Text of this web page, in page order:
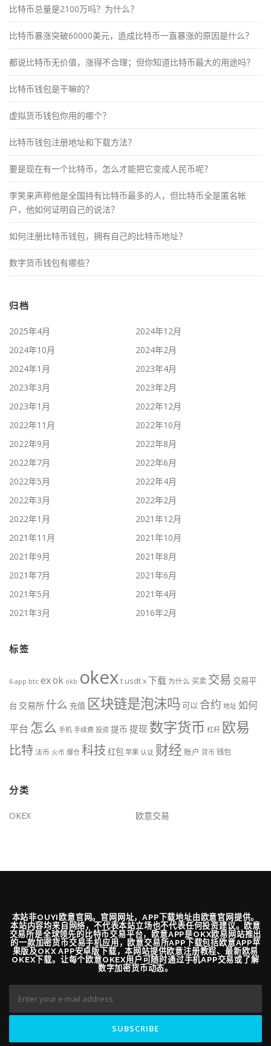
比特币总量是2100万吗？为什么？
比特币暴涨突破60000美元，造成比特币一直暴涨的原因是什么？
都说比特币无价值，涨得不合理；但你知道比特币最大的用途吗？
比特币钱包是干嘛的？
虚拟货币钱包你用的哪个？
比特币钱包注册地址和下载方法？
要是现在有一个比特币，怎么才能把它变成人民币呢？
李笑来声称他是全国持有比特币最多的人，但比特币全是匿名帐
户，他如何证明自己的说法？
如何注册比特币钱包，拥有自己的比特币地址？
数字货币钱包有哪些？
归档
2025年4月
2024年12月
2024年10月
2024年2月
2024年1月
2023年4月
2023年3月
2023年2月
2023年1月
2022年12月
2022年11月
2022年10月
2022年9月
2022年8月
2022年7月
2022年6月
2022年5月
2022年4月
2022年3月
2022年2月
2022年1月
2021年12月
2021年11月
2021年10月
2021年9月
2021年8月
2021年7月
2021年6月
2021年5月
2021年4月
2021年3月
2016年2月
标签
6 app btc exok okb okext usdtx下载 为什么 买卖 交易 交易平
台 交易所 什么 充值 区块链是泡沫吗 可以 合约 地址 如何
平台 怎么 手机 手续费 投资 提币 提现 数字货币 杠杆 欧易
比特法币 火币 爆仓 科技 红包 苹果 认证 财经 账户 货币 钱包
分类
OKEX 欧意交易
本站非OUYI欧意官网。官网网址，APP下载地址由欧意官网提供。
本站内容均来自网络，不代表本站立场也不代表任何投资建议。欧意
交易所是全球领先的比特币交易平台，欧意APP是OKX欧易网站推出
的一款加密货币交易手机应用，欧意交易所APP下载包括欧意APP苹
果版及OKX APP安卓版下载，本网站提供欧意注册教程、最新欧易
OKEX下载。让每个欧意OKEX用户可随时通过手机APP交易或了解
数字加密货币动态。